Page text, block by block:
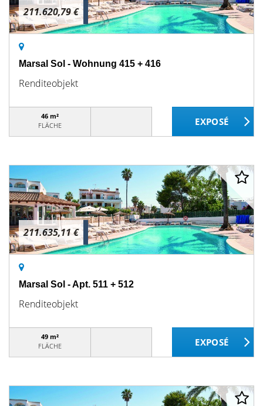
211.620,79 €
Marsal Sol - Wohnung 415 + 416
Renditeobjekt
46 m²
FLÄCHE
211.635,11 €
Marsal Sol - Apt. 511 + 512
Renditeobjekt
49 m²
FLÄCHE